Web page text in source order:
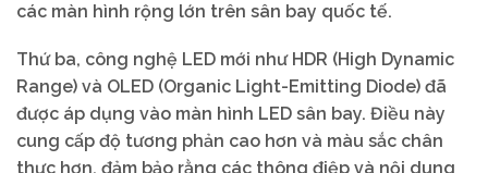
các màn hình rộng lớn trên sân bay quốc tế.
Thứ ba, công nghệ LED mới như HDR (High Dynamic
Range) và OLED (Organic Light-Emitting Diode) đã
được áp dụng vào màn hình LED sân bay. Điều này
cung cấp độ tương phản cao hơn và màu sắc chân
thực hơn, đảm bảo rằng các thông điệp và nội dung